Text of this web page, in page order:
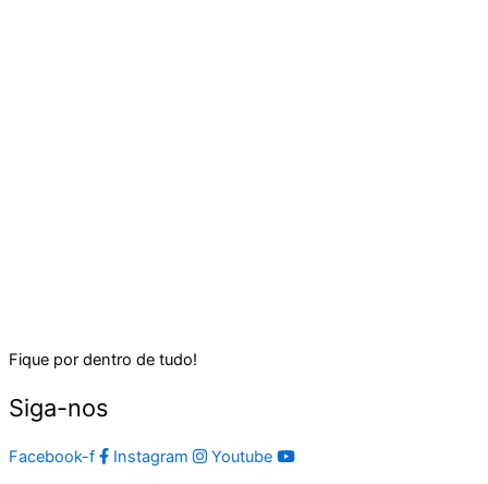
Fique por dentro de tudo!
Siga-nos
Facebook-f Instagram Youtube